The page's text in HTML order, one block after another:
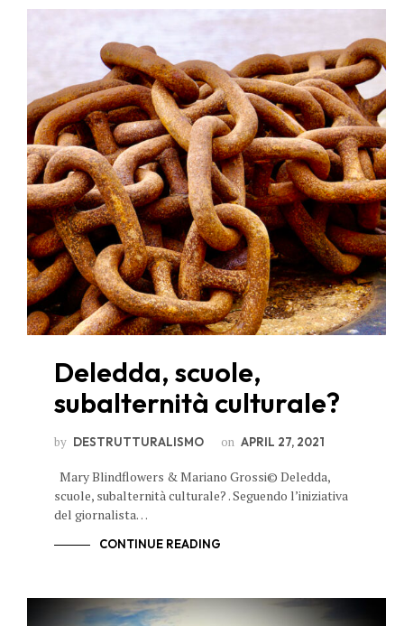
Deledda, scuole,
subalternità culturale?
by DESTRUTTURALISMO on APRIL 27, 2021
Mary Blindflowers & Mariano Grossi© Deledda,
scuole, subalternità culturale? . Seguendo l’iniziativa
del giornalista…
CONTINUE READING